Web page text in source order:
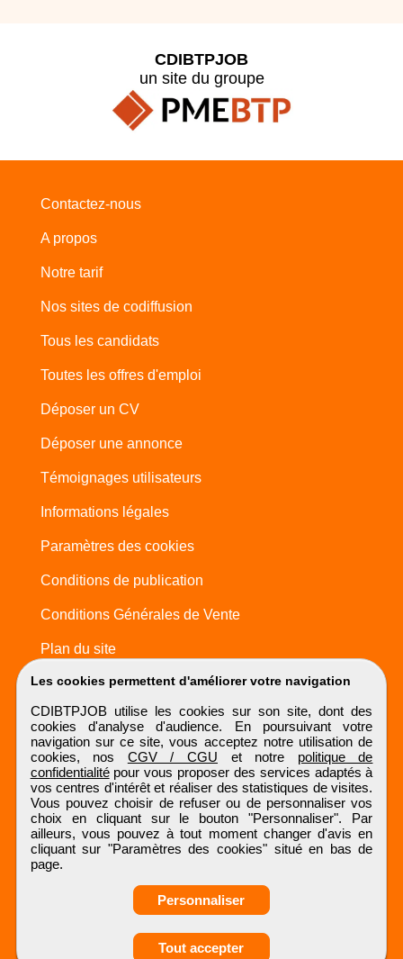
Les cookies permettent d'améliorer votre navigation
CDIBTPJOB utilise les cookies sur son site, dont des
cookies d'analyse d'audience. En poursuivant votre
navigation sur ce site, vous acceptez notre utilisation de
cookies, nos CGV / CGU et notre politique de
confidentialitépour vous proposer des services adaptés à
vos centres d'intérêt et réaliser des statistiques de visites.
Vous pouvez choisir de refuser ou de personnaliser vos
choix en cliquant sur le bouton "Personnaliser". Par
ailleurs, vous pouvez à tout moment changer d'avis en
cliquant sur "Paramètres des cookies" situé en bas de
page.
Personnaliser
Tout accepter
CDIBTPJOB
un site du groupe
Contactez-nous
A propos
Notre tarif
Nos sites de codiffusion
Tous les candidats
Toutes les offres d'emploi
Déposer un CV
Déposer une annonce
Témoignages utilisateurs
Informations légales
Paramètres des cookies
Conditions de publication
Conditions Générales de Vente
Plan du site